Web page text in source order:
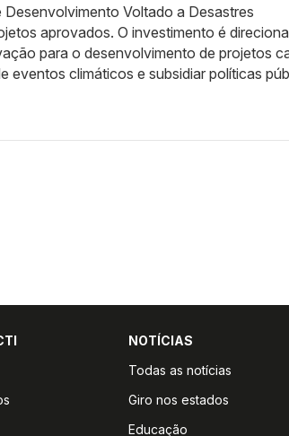
Desenvolvimento Voltado a Desastres
aprovados. O investimento é
para o desenvolvimento de projetos
eventos climáticos e subsidiar políticas
NOTÍCIAS
Todas as notícias
Giro nos estados
Educação